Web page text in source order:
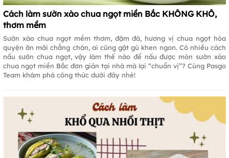
Cách làm sườn xào chua ngọt miền Bắc KHÔNG KHÔ,
thơm mềm
Sườn xào chua ngọt mềm thơm, đậm đà, hương vị chua ngọt hòa
quyện ăn mãi chẳng chán, ai cũng gật gù khen ngon. Có nhiều cách
nấu sườn chua ngọt, vậy làm thế nào để nấu được món sườn xào
chua ngọt miền Bắc đơn giản tại nhà mà lại “chuẩn vị”? Cùng Pasgo
Team khám phá công thức dưới đây nhé!